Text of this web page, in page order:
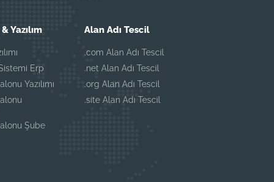
Yazılım
Erp
Yazılımı
Şube
Alan Adı Tescil
.com Alan Adı Tescil
.net Alan Adı Tescil
.org Alan Adı Tescil
.site Alan Adı Tescil